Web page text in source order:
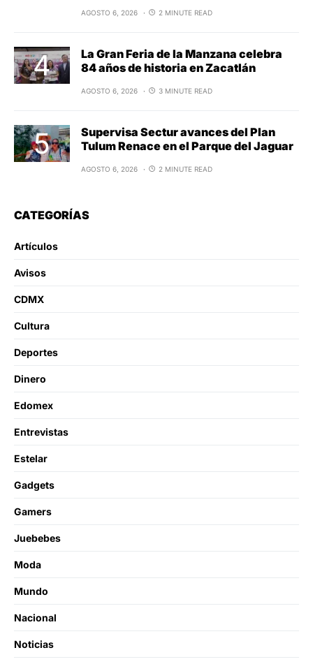
AGOSTO 6, 2026 2 MINUTE READ
La Gran Feria de la Manzana celebra
84 años de historia en Zacatlán
AGOSTO 6, 2026 3 MINUTE READ
Supervisa Sectur avances del Plan
Tulum Renace en el Parque del Jaguar
AGOSTO 6, 2026 2 MINUTE READ
CATEGORÍAS
Artículos
Avisos
CDMX
Cultura
Deportes
Dinero
Edomex
Entrevistas
Estelar
Gadgets
Gamers
Juebebes
Moda
Mundo
Nacional
Noticias